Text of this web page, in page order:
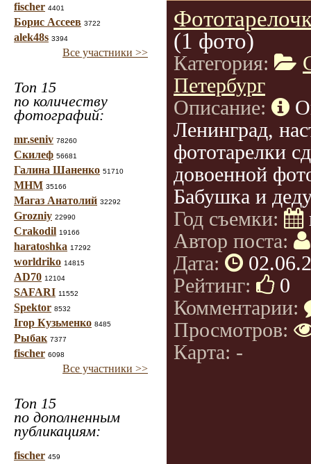
fischer 4401
Борис Ассеев 3722
alek48s 3394
Все участники >>
Топ 15
по количеству
фотографий:
mr.seniv 78260
Скилеф 56681
Галина Шаненко 51710
МНМ 35166
Магаз Анатолий 32292
Grozniy 22990
Crakodil 19166
haratoshka 17292
worldriko 14815
AD70 12104
SAFARI 11552
Spektor 8532
Ігор Кузьменко 8485
Рыбак 7377
fischer 6098
Все участники >>
Топ 15
по дополненным
публикациям:
fischer 459
(1 фото)
Категория:
Петербург
Описание:
Ленинград,
фототарелки
довоенной
Бабушка и
Год съемки:
Автор поста:
Дата:
Рейтинг:
0
Комментарии:
Просмотров:
Карта: -